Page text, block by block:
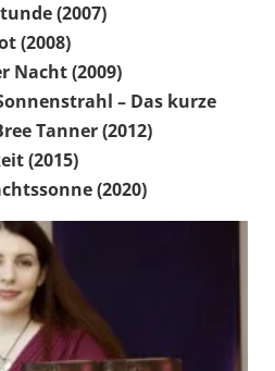
(2007)
(2008)
Nacht (2009)
– Das kurze
Tanner (2012)
(2015)
(2020)